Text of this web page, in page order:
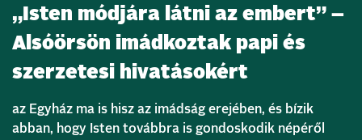
„Isten módjára látni az embert” –
Alsóörsön imádkoztak papi és
szerzetesi hivatásokért
az Egyház ma is hisz az imádság erejében, és bízik
abban, hogy Isten továbbra is gondoskodik népéről